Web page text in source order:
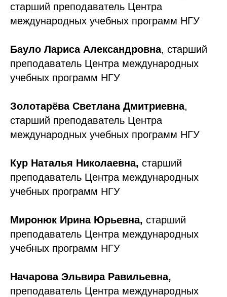
старший преподаватель Центра
международных учебных программ НГУ
Бауло Лариса Александровна, старший
преподаватель Центра международных
учебных программ НГУ
Золотарёва Светлана Дмитриевна,
старший преподаватель Центра
международных учебных программ НГУ
Кур Наталья Николаевна, старший
преподаватель Центра международных
учебных программ НГУ
Миронюк Ирина Юрьевна, старший
преподаватель Центра международных
учебных программ НГУ
Начарова Эльвира Равильевна,
преподаватель Центра международных